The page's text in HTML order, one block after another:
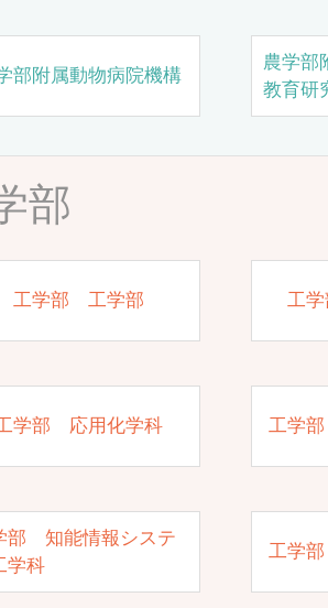
部附属動物病院機構
農学部
教育研
部
工学部 工学部 工
学部 応用化学科 工学
部 知能情報システ
学科
工学